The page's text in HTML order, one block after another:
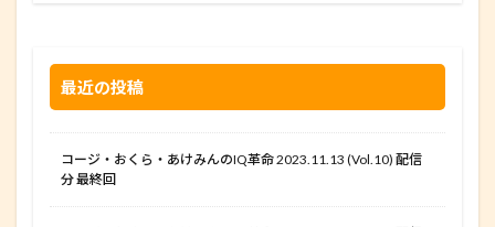
最近の投稿
コージ・おくら・あけみんのIQ革命 2023.11.13 (Vol.10) 配信
分 最終回